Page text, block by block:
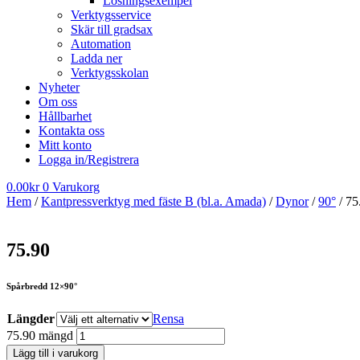
Verktygsservice
Skär till gradsax
Automation
Ladda ner
Verktygsskolan
Nyheter
Om oss
Hållbarhet
Kontakta oss
Mitt konto
Logga in/Registrera
0.00kr 0 Varukorg
Hem /Kantpressverktyg med fäste B (bl.a. Amada) /Dynor/90° /
75.90
Spårbredd 12×90°
Längder
Rensa
75.90 mängd
Lägg till i varukorg